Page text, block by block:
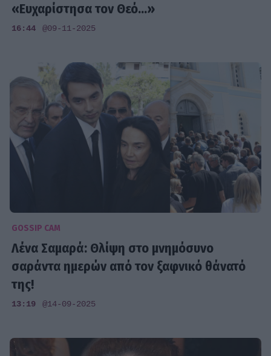
«Ευχαρίστησα τον Θεό...»
16:44 @09-11-2025
GOSSIP CAM
Λένα Σαμαρά: Θλίψη στο μνημόσυνο
σαράντα ημερών από τον ξαφνικό θάνατό
της!
13:19 @14-09-2025